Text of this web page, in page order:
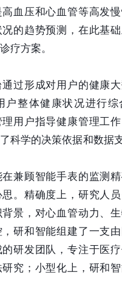
血压和心血管等高发
的趋势预测，在此基
疗方案。
过形成对用户的健康大
户整体健康状况进行综
用户指导健康管理工
科学的决策依据和数据支
兼顾智能手表的监测
。精确度上，研究人
景，对心血管动力、
研和智能组建了一支
研发团队，专注于医
究；小型化上，研和